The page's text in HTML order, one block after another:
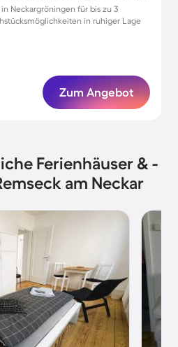
Neckargröningen für bis zu 3
in ruhiger Lage
Zum Angebot
Ferienhäuser & -
am Neckar